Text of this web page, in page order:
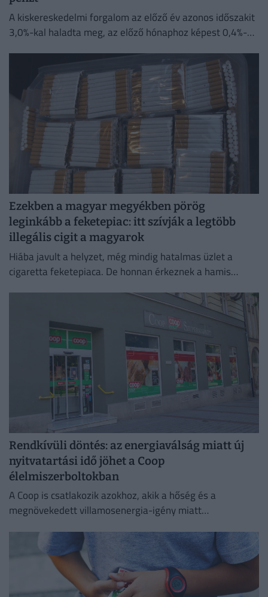
A kiskereskedelmi forgalom az előző év azonos időszakit
3,0%-kal haladta meg, az előző hónaphoz képest 0,4%-
Ezekben a magyar megyékben pörög
leginkább a feketepiac: itt szívják a legtöbb
illegális cigit a magyarok
Hiába javult a helyzet, még mindig hatalmas üzlet a
cigaretta feketepiaca. De honnan érkeznek a hamis
Rendkívüli döntés: az energiaválság miatt új
nyitvatartási idő jöhet a Coop
élelmiszerboltokban
A Coop is csatlakozik azokhoz, akik a hőség és a
megnövekedett villamosenergia-igény miatt